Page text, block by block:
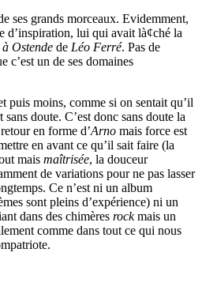
ses grands morceaux. Evidemment,
d’inspiration, lui qui avait là¢ché la
Ostende de Léo Ferré. Pas de
c’est un de ses domaines
puis moins, comme si on sentait qu’il
doute. C’est donc sans doute la
en forme d’Arno mais force est
en avant ce qu’il sait faire (la
mais maîtrisée, la douceur
de variations pour ne pas lasser
Ce n’est ni un album
sont pleins d’expérience) ni un
dans des chimères rockmais un
comme dans tout ce qui nous